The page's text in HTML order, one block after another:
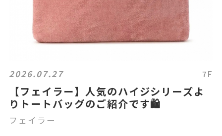
2026.07.27 7F
【フェイラー】人気のハイジシリーズよ
りトートバッグのご紹介です🛍️
フェイラー